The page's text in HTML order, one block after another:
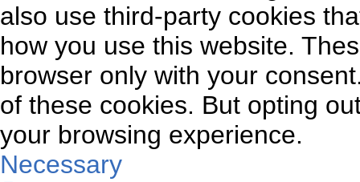
also use third-party cookies
how you use this website.
browser only with your
of these cookies. But opting
your browsing experience.
Necessary